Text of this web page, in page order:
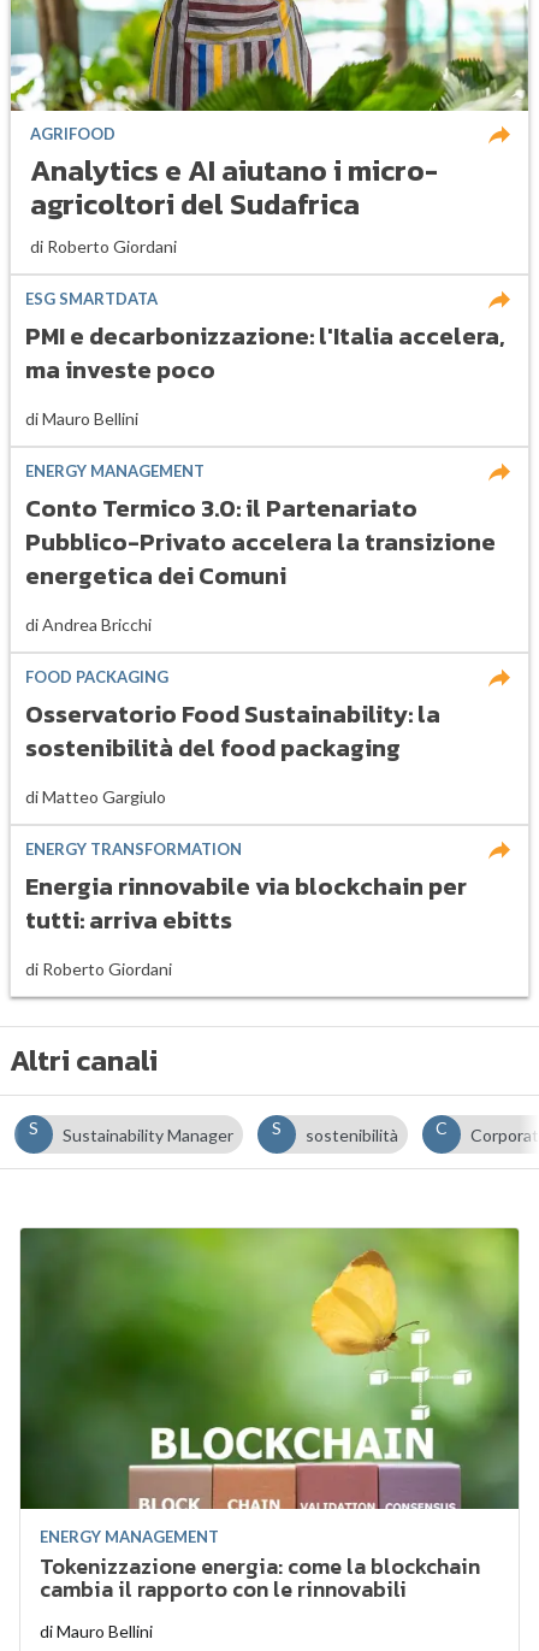
AGRIFOOD
Analytics e AI aiutano i micro-
agricoltori del Sudafrica
di Roberto Giordani
ESG SMARTDATA
PMI e decarbonizzazione: l'Italia accelera,
ma investe poco
diMauro Bellini
ENERGY MANAGEMENT
Conto Termico 3.0: il Partenariato
Pubblico-Privato accelera la transizione
energetica dei Comuni
diAndrea Bricchi
FOOD PACKAGING
Osservatorio Food Sustainability: la
sostenibilità del food packaging
diMatteo Gargiulo
ENERGY TRANSFORMATION
Energia rinnovabile via blockchain per
tutti: arriva ebitts
di Roberto Giordani
Altri canali
S Sustainability Manager S sostenibilità C
ENERGY MANAGEMENT
Tokenizzazione energia: come la blockchain
cambia il rapporto con le rinnovabili
diMauro Bellini